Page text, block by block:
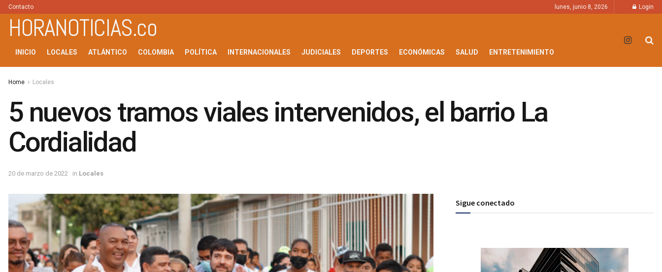
Contacto lunes, junio 8, 2026 Login
HORANOTICIAS.co
INICIO LOCALES ATLÁNTICO COLOMBIA POLÍTICA INTERNACIONALES JUDICIALES DEPORTES ECONÓMICAS SALUD ENTRETENIMIENTO
Home Locales
5 nuevos tramos viales intervenidos, el barrio La
Cordialidad
20 de marzo de 2022 in Locales
Sigue conectado